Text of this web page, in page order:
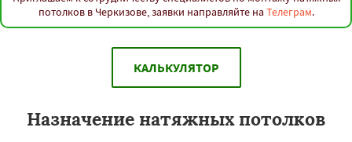
потолков в Черкизове, заявки направляйте на Телеграм.
КАЛЬКУЛЯТОР
Назначение натяжных потолков